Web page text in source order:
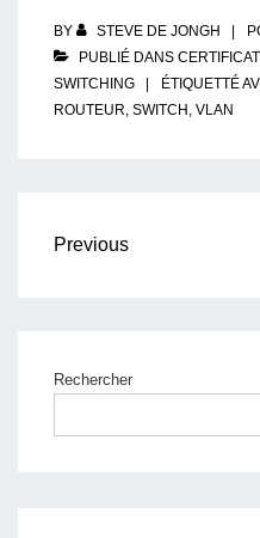
BY STEVE DE JONGH
PUBLIÉ DANS
SWITCHING
ÉTIQUETTÉ
ROUTEUR SWITCH VLAN
Pagination
Previous
Rechercher